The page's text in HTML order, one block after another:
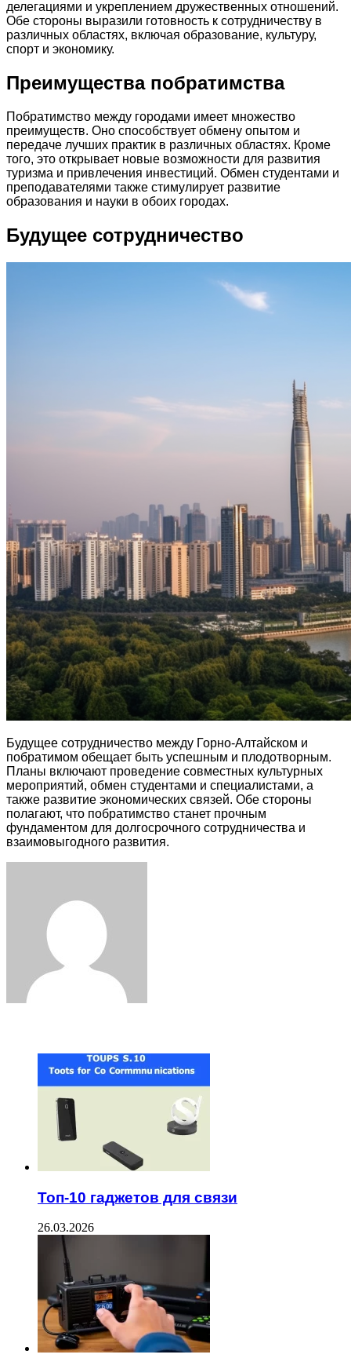
делегациями и укреплением дружественных отношений.
Обе стороны выразили готовность к сотрудничеству в
различных областях, включая образование, культуру,
спорт и экономику.
Преимущества побратимства
Побратимство между городами имеет множество
преимуществ. Оно способствует обмену опытом и
передаче лучших практик в различных областях. Кроме
того, это открывает новые возможности для развития
туризма и привлечения инвестиций. Обмен студентами и
преподавателями также стимулирует развитие
образования и науки в обоих городах.
Будущее сотрудничество
Будущее сотрудничество между Горно-Алтайском и
побратимом обещает быть успешным и плодотворным.
Планы включают проведение совместных культурных
мероприятий, обмен студентами и специалистами, а
также развитие экономических связей. Обе стороны
полагают, что побратимство станет прочным
фундаментом для долгосрочного сотрудничества и
взаимовыгодного развития.
Топ-10 гаджетов для связи
26.03.2026